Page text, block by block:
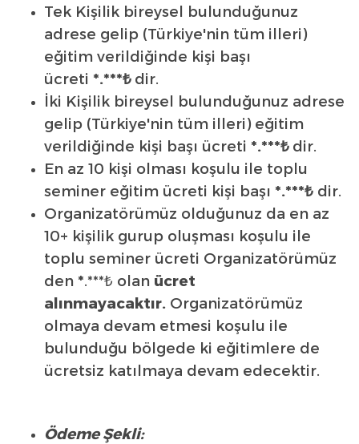
Tek Kişilik bireysel bulunduğunuz
adrese gelip (Türkiye'nin tüm illeri)
eğitim verildiğinde kişi başı
ücreti *.***₺ dir.
İki Kişilik bireysel bulunduğunuz adrese
gelip (Türkiye'nin tüm illeri) eğitim
verildiğinde kişi başı ücreti *.***₺ dir.
En az 10 kişi olması koşulu ile toplu
seminer eğitim ücreti kişi başı *.***₺ dir.
Organizatörümüz olduğunuz da en az
10+ kişilik gurup oluşması koşulu ile
toplu seminer ücreti Organizatörümüz
den *.***₺ olan ücret
alınmayacaktır. Organizatörümüz
olmaya devam etmesi koşulu ile
bulunduğu bölgede ki eğitimlere de
ücretsiz katılmaya devam edecektir.
Ödeme Şekli: